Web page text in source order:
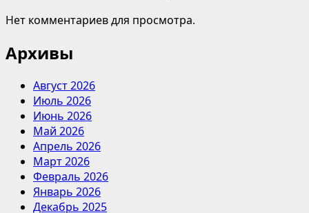
Нет комментариев для просмотра.
Архивы
Август 2026
Июль 2026
Июнь 2026
Май 2026
Апрель 2026
Март 2026
Февраль 2026
Январь 2026
Декабрь 2025